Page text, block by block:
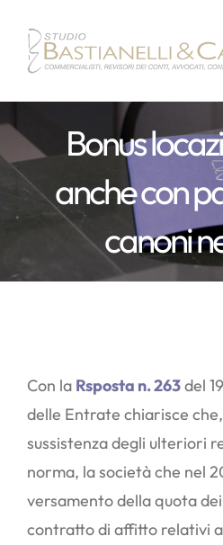
contenuto
Bonus
anche con
canoni
Con la Rsposta n. 263del
delle Entrate chiarisce
sussistenza degli ulteriori
norma, la società che nel
versamento della quota
contratto di affitto relativi